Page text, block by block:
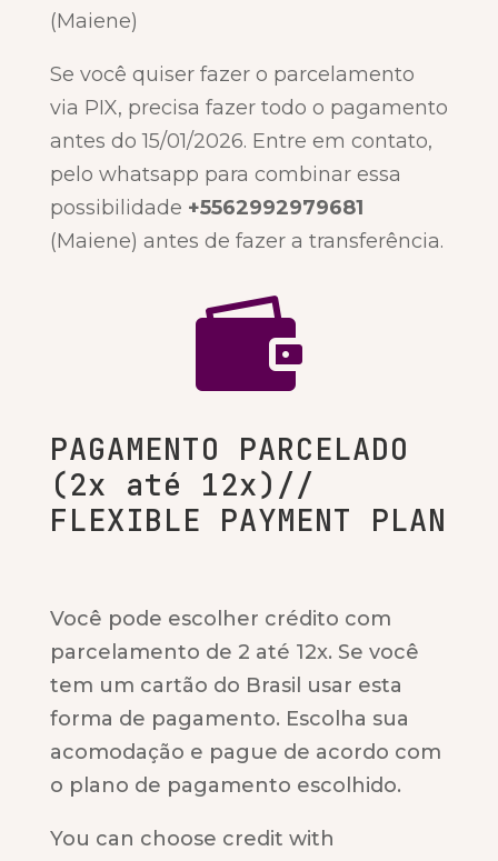
(Maiene)
Se você quiser fazer o parcelamento
via PIX, precisa fazer todo o pagamento
antes do 15/01/2026. Entre em contato,
pelo whatsapp para combinar essa
possibilidade +5562992979681
(Maiene) antes de fazer a transferência.

PAGAMENTO PARCELADO
(2x até 12x)//
FLEXIBLE PAYMENT PLAN
Você pode escolher crédito com
parcelamento de 2 até 12x. Se você
tem um cartão do Brasil usar esta
forma de pagamento. Escolha sua
acomodação e pague de acordo com
o plano de pagamento escolhido.
You can choose credit with